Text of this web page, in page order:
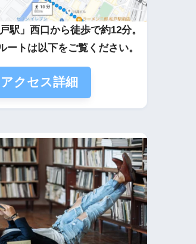
駅」西口から徒歩で約12分。
ートは以下をご覧ください。
アクセス詳細